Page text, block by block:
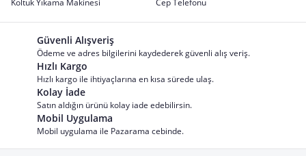
Koltuk Yıkama Makinesi
Cep Telefonu
Güvenli Alışveriş
Ödeme ve adres bilgilerini kaydederek güvenli alış veriş.
Hızlı Kargo
Hızlı kargo ile ihtiyaçlarına en kısa sürede ulaş.
Kolay İade
Satın aldığın ürünü kolay iade edebilirsin.
Mobil Uygulama
Mobil uygulama ile Pazarama cebinde.